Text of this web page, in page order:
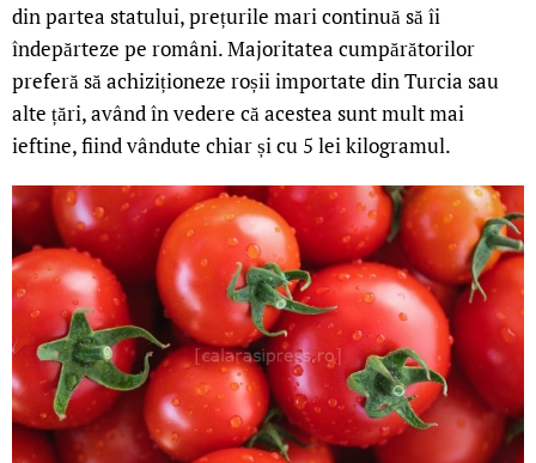
din partea statului, prețurile mari continuă să îi
îndepărteze pe români. Majoritatea cumpărătorilor
preferă să achiziționeze roșii importate din Turcia sau
alte țări, având în vedere că acestea sunt mult mai
ieftine, fiind vândute chiar și cu 5 lei kilogramul.